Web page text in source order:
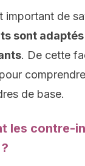
important de
sont
. De cette
de base.
les contre-